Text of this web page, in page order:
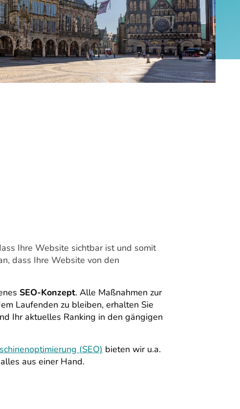
Ihre Website sichtbar ist und somit
dass Ihre Website von den
SEO-Konzept. Alle Maßnahmen zur
Laufenden zu bleiben, erhalten Sie
Ihr aktuelles Ranking in den gängigen
(SEO) bieten wir u.a.
aus einer Hand.